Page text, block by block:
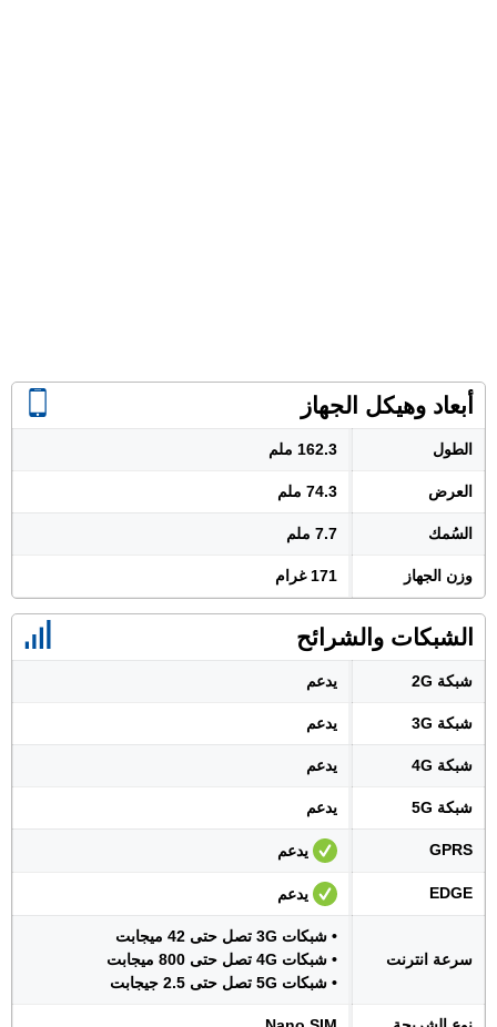
أبعاد وهيكل الجهاز
الطول 162.3 ملم
العرض 74.3 ملم
السُمك 7.7 ملم
وزن الجهاز 171 غرام
الشبكات والشرائح
شبكة 2G يدعم
شبكة 3G يدعم
شبكة 4G يدعم
شبكة 5G يدعم
GPRS يدعم
EDGE يدعم
سرعة انترنت
• شبكات 3G تصل حتى 42 ميجابت
• شبكات 4G تصل حتى 800 ميجابت
• شبكات 5G تصل حتى 2.5 جيجابت